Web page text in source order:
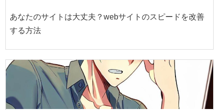
あなたのサイトは大丈夫？webサイトのスピードを改善
する方法